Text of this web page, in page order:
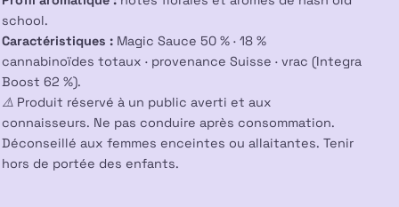
school.
Caractéristiques : Magic Sauce 50 % · 18 %
cannabinoïdes totaux · provenance Suisse · vrac (Integra
Boost 62 %).
⚠️ Produit réservé à un public averti et aux
connaisseurs. Ne pas conduire après consommation.
Déconseillé aux femmes enceintes ou allaitantes. Tenir
hors de portée des enfants.